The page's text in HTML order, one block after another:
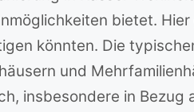
bietet.
könnten. Die
und
insbesondere in